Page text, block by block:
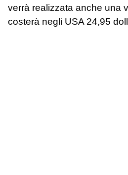
verrà realizzata anche una
costerà negli USA 24,95